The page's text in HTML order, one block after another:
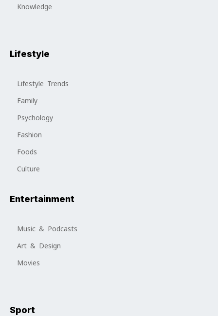
Knowledge
Lifestyle
Lifestyle Trends
Family
Psychology
Fashion
Foods
Culture
Entertainment
Music & Podcasts
Art & Design
Movies
Sport